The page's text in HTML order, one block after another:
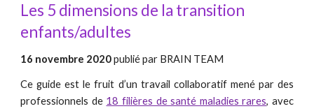
Les 5 dimensions de la transition
enfants/adultes
16 novembre 2020publié par BRAIN TEAM
Ce guide est le fruit d’un travail collaboratif mené par des
professionnels de 18 filières de santé maladies rares, avec